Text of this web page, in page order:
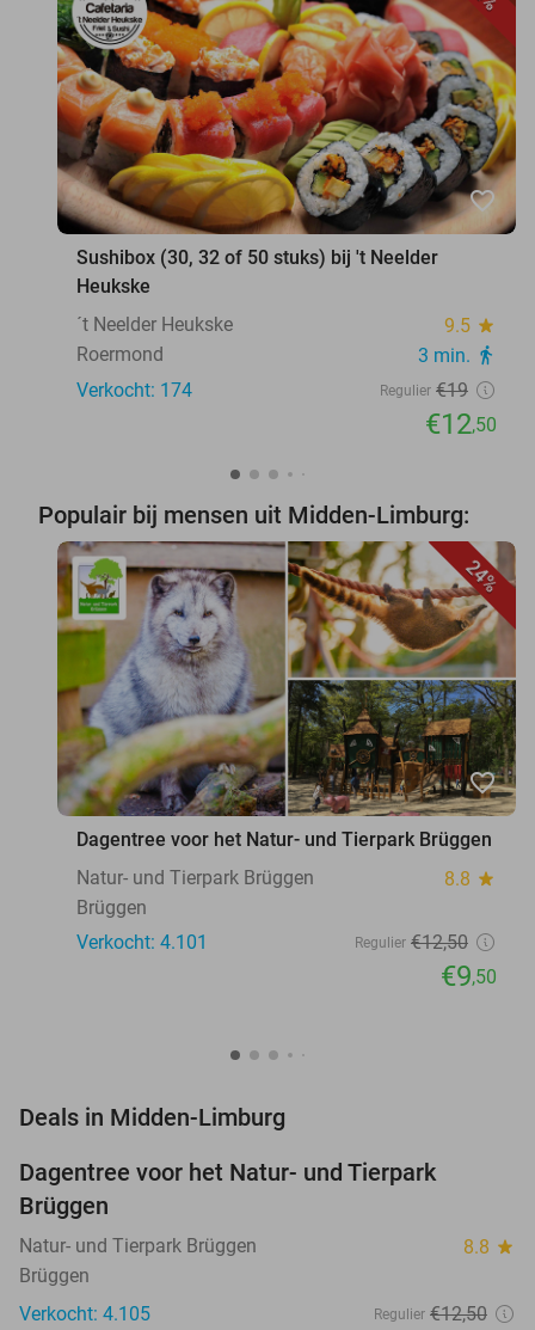
favorite_border
Sushibox (30, 32 of 50 stuks) bij 't Neelder
Heukske
´t Neelder Heukske
9.5 star
Roermond 3 min. directions_walk
Verkocht: 174 Regulier €19
€12,50
Populair bij mensen uit Midden-Limburg:
24%
favorite_border
Dagentree voor het Natur- und Tierpark Brüggen
Natur- und Tierpark Brüggen
8.8 star
Brüggen
Verkocht: 4.101
Regulier €12,50
€9,50
Deals in Midden-Limburg
Dagentree voor het Natur- und Tierpark
Brüggen
Natur- und Tierpark Brüggen 8.8 star
Brüggen
Verkocht: 4.105
Regulier €12,50